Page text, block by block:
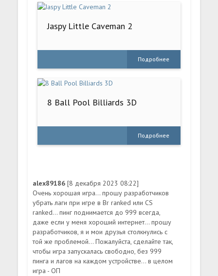
Jaspy Little Caveman 2
Подробнее
8 Ball Pool Billiards 3D
Подробнее
alex89186[8 декабря 2023 08:22]
Очень хорошая игра... прошу разработчиков
убрать лаги при игре в Br ranked или CS
ranked... пинг поднимается до 999 всегда,
даже если у меня хороший интернет... прошу
разработчиков, я и мои друзья столкнулись с
той же проблемой... Пожалуйста, сделайте так,
чтобы игра запускалась свободно, без 999
пинга и лагов на каждом устройстве... в целом
игра - ОП